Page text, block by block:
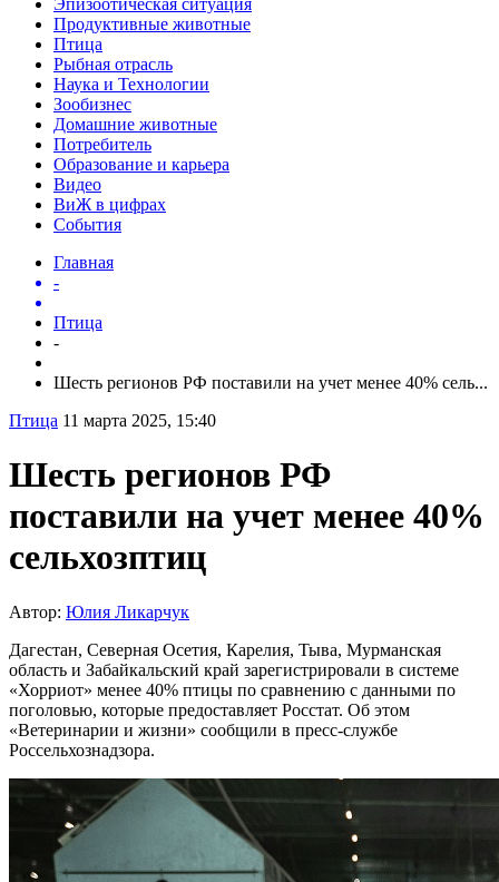
Продуктивные животные
Птица
Рыбная отрасль
Наука и Технологии
Зообизнес
Домашние животные
Потребитель
Образование и карьера
Видео
ВиЖ в цифрах
События
Главная
-
Птица
-
Шесть регионов РФ поставили на учет менее 40% сель...
Птица 11 марта 2025, 15:40
Шесть регионов РФ
поставили на учет менее 40%
сельхозптиц
Автор: Юлия Ликарчук
Дагестан, Северная Осетия, Карелия, Тыва, Мурманская
область и Забайкальский край зарегистрировали в системе
«Хорриот» менее 40% птицы по сравнению с данными по
поголовью, которые предоставляет Росстат. Об этом
«Ветеринарии и жизни» сообщили в пресс-службе
Россельхознадзора.